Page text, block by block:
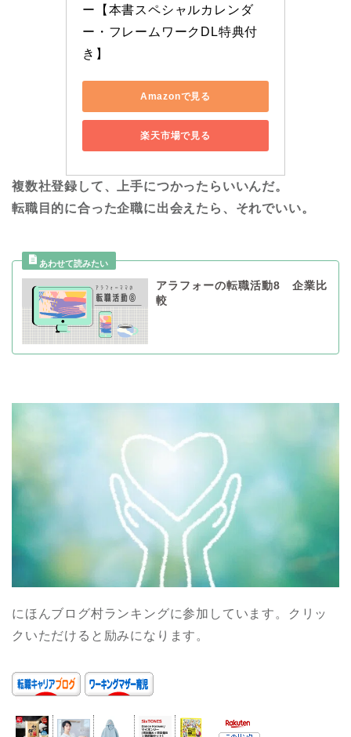
ー【本書スペシャルカレンダ
ー・フレームワークDL特典付
き】
Amazonで見る
楽天市場で見る
複数社登録して、上手につかったらいいんだ。
転職目的に合った企職に出会えたら、それでいい。
アラフォーの転職活動8 企業比
較
にほんブログ村ランキングに参加しています。クリッ
クいただけると励みになります。